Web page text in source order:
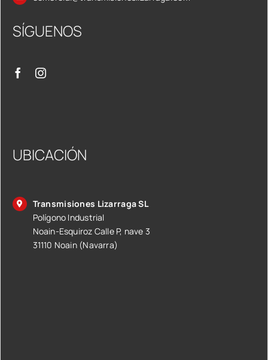
SÍGUENOS
UBICACIÓN
Transmisiones Lizarraga SL
Polígono Industrial
Noain-Esquiroz Calle P, nave 3
31110 Noain (Navarra)